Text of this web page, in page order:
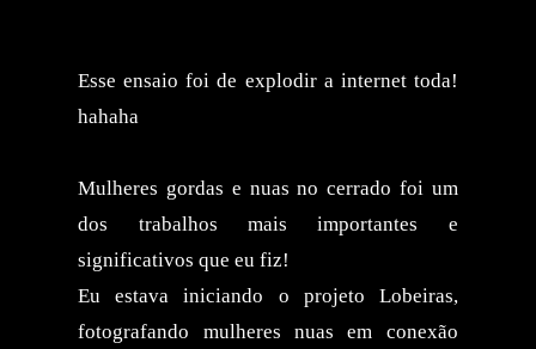
Esse ensaio foi de explodir a internet toda!
hahaha
Mulheres gordas e nuas no cerrado foi um
dos trabalhos mais importantes e
significativos que eu fiz!
Eu estava iniciando o projeto Lobeiras,
fotografando mulheres nuas em conexão